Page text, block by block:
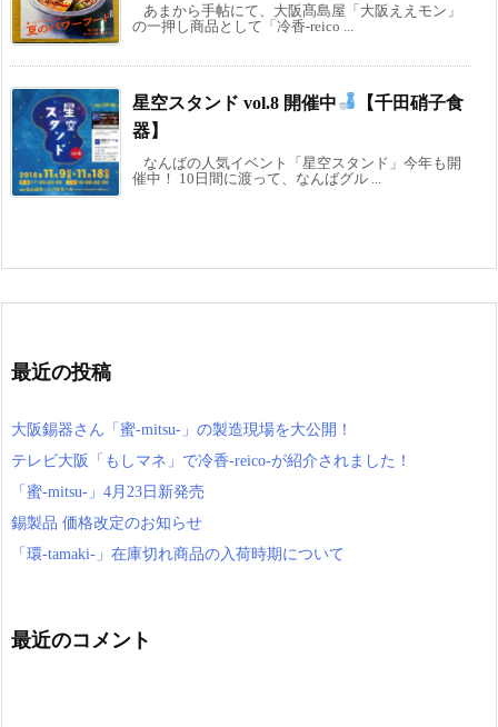
あまから手帖にて、大阪髙島屋「大阪ええモン」
の一押し商品として「冷香-reico ...
星空スタンド vol.8 開催中
【千田硝子食
器】
なんばの人気イベント「星空スタンド」今年も開
催中！ 10日間に渡って、なんばグル ...
最近の投稿
大阪錫器さん「蜜-mitsu-」の製造現場を大公開！
テレビ大阪「もしマネ」で冷香-reico-が紹介されました！
「蜜-mitsu-」4月23日新発売
錫製品 価格改定のお知らせ
「環-tamaki-」在庫切れ商品の入荷時期について
最近のコメント